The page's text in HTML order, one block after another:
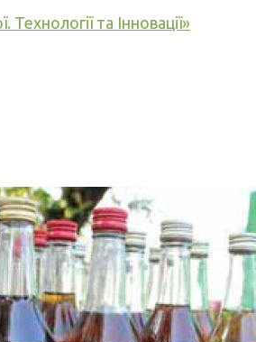
та Інновації»